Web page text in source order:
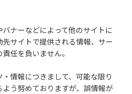
ナーなどによって他のサイトに
サイトで提供される情報、サー
任を負いません。
情報につきまして、可能な限り
う努めておりますが、誤情報が